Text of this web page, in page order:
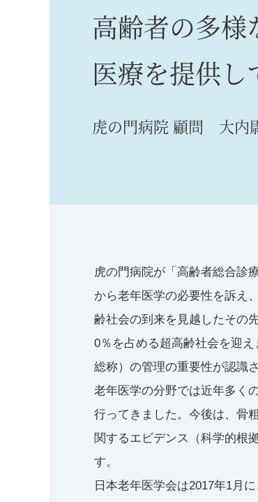
高齢者の多様
医療を提供し
虎の門病院 顧問 大内
虎の門病院が「高齢者総合診
から老年医学の必要性を訴え
齢社会の到来を見越したその
0％を占める超高齢社会を迎
総称）の管理の重要性が認識
老年医学の分野では近年多く
行ってきました。今後は、骨
関するエビデンス（科学的根
す。
日本老年医学会は2017年1月